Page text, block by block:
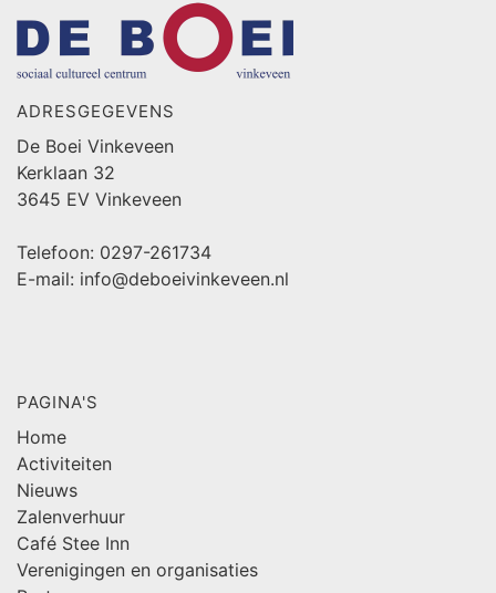
ADRESGEGEVENS
De Boei Vinkeveen
Kerklaan 32
3645 EV Vinkeveen
Telefoon: 0297-261734
E-mail: info@deboeivinkeveen.nl
PAGINA'S
Home
Activiteiten
Nieuws
Zalenverhuur
Café Stee Inn
Verenigingen en organisaties